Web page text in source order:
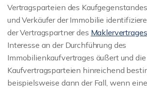
Vertragsparteien des
und Verkäufer der Immobilie
der Vertragspartner des Maklervertrages
Interesse an der Durchführung des
Immobilienkaufvertrages äußert und die
Kaufvertragsparteien hinreichend
beispielsweise dann der Fall, wenn eine